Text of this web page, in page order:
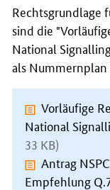
Rechtsgrundlage
sind die
National
als Nummernplan
Vorläufige
National
33 KB)
Antrag NSPC
Empfehlung